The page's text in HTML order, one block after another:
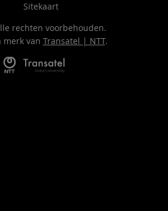
Sitekaart
rechten voorbehouden.
merk van Transatel | NTT.